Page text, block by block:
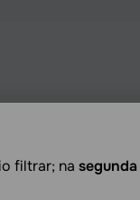
filtrar; na segunda